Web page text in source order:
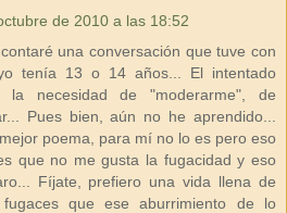
de 2010 a las 18:52
una conversación que tuve con
tenía 13 o 14 años... El intentado
la necesidad de "moderarme", de
Pues bien, aún no he aprendido...
poema, para mí no lo es pero eso
que no me gusta la fugacidad y eso
Fíjate, prefiero una vida llena de
fugaces que ese aburrimiento de lo